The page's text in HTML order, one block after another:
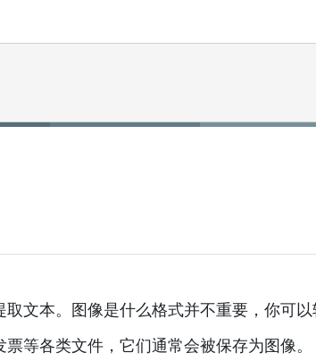
文本。图像是什么格式并不重要，你可以
等各类文件，它们通常会被保存为图像。